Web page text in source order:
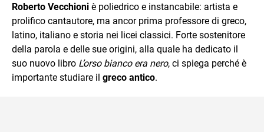
Roberto Vecchioni è poliedrico e instancabile: artista e
prolifico cantautore, ma ancor prima professore di greco,
latino, italiano e storia nei licei classici. Forte sostenitore
della parola e delle sue origini, alla quale ha dedicato il
suo nuovo libro L’orso bianco era nero, ci spiega perché è
importante studiare il greco antico.